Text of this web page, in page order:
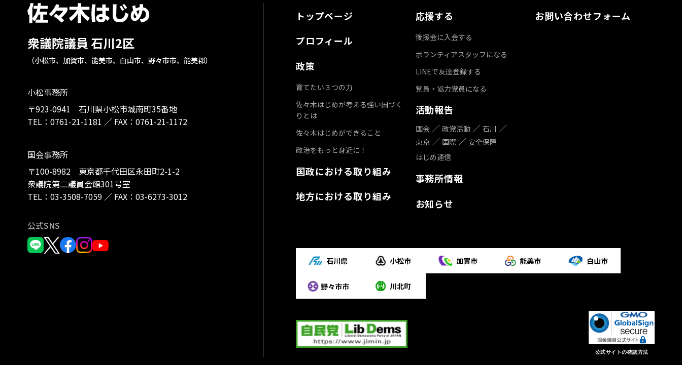
衆議院議員 石川2区
（小松市、加賀市、能美市、白山市、野々市市、能美郡）
小松事務所
〒923-0941 石川県小松市城南町35番地
TEL： 0761-21-1181 ／ FAX：0761-21-1172
国会事務所
〒100-8982 東京都千代田区永田町2-1-2
衆議院第二議員会館301号室
TEL： 03-3508-7059／ FAX：03-6273-3012
公式SNS
トップページ
プロフィール
政策
育てたい３つの力
佐々木はじめが考える強い国づく
りとは
佐々木はじめができること
政治をもっと身近に！
国政における取り組み
地方における取り組み
応援する
後援会に入会する
ボランティアスタッフになる
LINEで友達登録する
党員・協力党員になる
活動報告
国会 政党活動
石川
東京
国際
安全保障
はじめ通信
事務所情報
お知らせ
お問い合わせフォーム
公式サイトの確認方法